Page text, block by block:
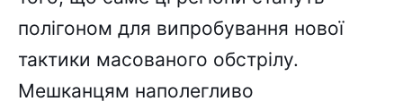
полігоном для випробування нової
тактики масованого обстрілу.
Мешканцям наполегливо